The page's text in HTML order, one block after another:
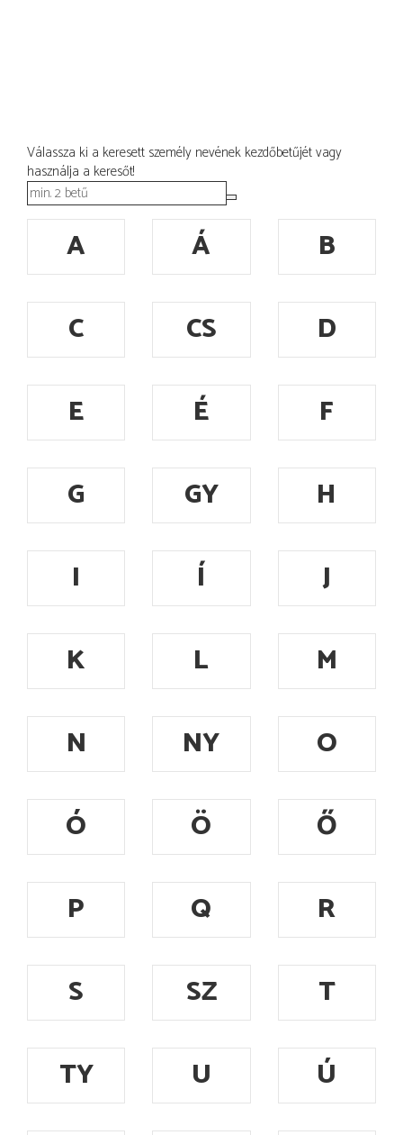
Válassza ki a keresett személy nevének kezdőbetűjét vagy
használja a keresőt!
A Á
B
C
CS
D
E
É
F
G
GY
H
I
Í
J
K
L
M
N
NY
O
Ó
Ö
Ő
P
Q
R
S
SZ
T
TY
U
Ú